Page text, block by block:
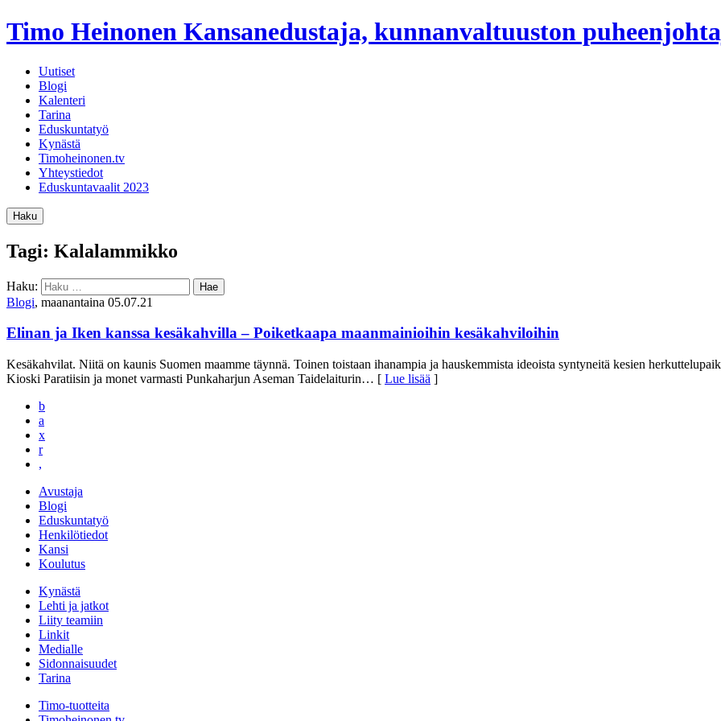
Timo Heinonen Kansanedustaja, kunnanvaltuuston
Uutiset
Blogi
Kalenteri
Tarina
Eduskuntatyö
Kynästä
Timoheinonen.tv
Yhteystiedot
Eduskuntavaalit 2023
Haku
Tagi: Kalalammikko
Haku:
Blogi, maanantaina 05.07.21
Elinan ja Iken kanssa kesäkahvilla – Poiketkaapa maanmainioihin kesäkahviloihin
Kesäkahvilat. Niitä on kaunis Suomen maamme täynnä. Toinen toistaan ihanampia ja hauskemmista ideoista syntyneitä kesien
Kioski Paratiisin ja monet varmasti Punkaharjun Aseman Taidelaiturin… [ Lue lisää ]
b
a
x
r
,
Avustaja
Blogi
Eduskuntatyö
Henkilötiedot
Kansi
Koulutus
Kynästä
Lehti ja jatkot
Liity teamiin
Linkit
Medialle
Sidonnaisuudet
Tarina
Timo-tuotteita